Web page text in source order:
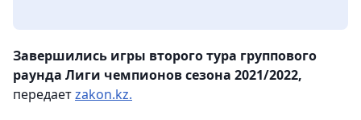
Завершились игры второго тура группового
раунда Лиги чемпионов сезона 2021/2022,
передаетzakon.kz.